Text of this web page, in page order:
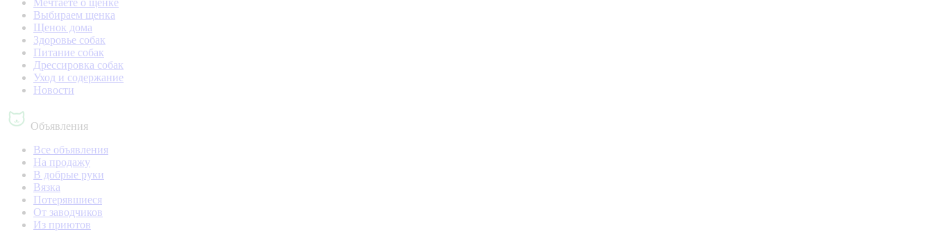
Мечтаете о щенке
Выбираем щенка
Щенок дома
Здоровье собак
Питание собак
Дрессировка собак
Уход и содержание
Новости
Объявления
Все объявления
На продажу
В добрые руки
Вязка
Потерявшиеся
От заводчиков
Из приютов